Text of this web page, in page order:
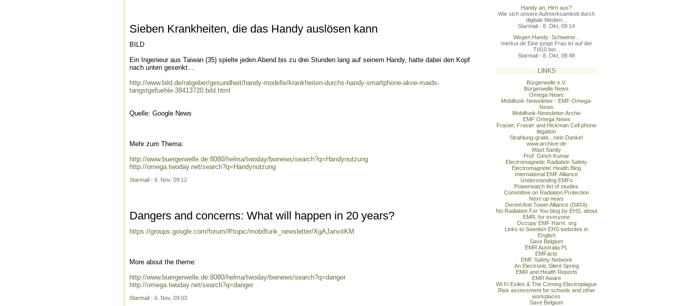
Sieben Krankheiten, die das Handy auslösen kann
BILD
Ein Ingenieur aus Taiwan (35) spielte jeden Abend bis zu drei Stunden lang auf seinem Handy, hatte dabei den Kopf
nach unten gesenkt...
http://www.bild.de/ratgeber/gesundheit/handy-modelle/krankheiten-durchs-handy-smartphone-akne-maids-
tangstgefuehle-38413720.bild.html
Quelle: Google News
Mehr zum Thema:
http://www.buergerwelle.de:8080/helma/twoday/bwnews/search?q=Handynutzung
http://omega.twoday.net/search?q=Handynutzung
Starmail - 6. Nov, 09:12
Dangers and concerns: What will happen in 20 years?
https://groups.google.com/forum/#!topic/mobilfunk_newsletter/XgAJanvitKM
More about the theme:
http://www.buergerwelle.de:8080/helma/twoday/bwnews/search?q=danger
http://omega.twoday.net/search?q=danger
Starmail - 6. Nov, 09:03
Handy an, Hirn aus?
Wie sich unsere Aufmerksamkeit durch
digitale Medien...
Starmail - 8. Okt, 09:14
Wegen Handy: Schwerer...
merkur.de Eine junge Frau ist auf der
Töl10 bei...
Starmail - 8. Okt, 08:48
LINKS
Bürgerwelle e.V.
Bürgerwelle News
Omega-News
Mobilfunk-Newsletter - EMF-Omega-
News
Mobilfunk-Newsletter Archiv
EMF Omega News
Frasier, Frasier and Hickman Cell phone
litigation
Strahlung-gratis...nein Danke!
www.archive-de
Mast Sanity
Prof. Girish Kumar
Electromagnetic Radiation Safety
Electromagnetic Health Blog
International EMF Alliance
Understanding EMFs
Powerwatch list of studies
Committee on Radiation Protection
Next-up news
Dereel Anti Tower Alliance (DATA)
No Radiation For You blog by EHS, about
EMR, for everyone
Occupy EMF Harm. org
Links to Swedish EHS websites in
English
Save Belgium
EMR Australia PL
EMFacts
EMF Safety Network
An Electronic Silent Spring
EMR and Health Reports
EMR Aware
Wi-Fi Exiles & The Coming Electroplague
Risk assessment for schools and other
workplaces
Save Belgium